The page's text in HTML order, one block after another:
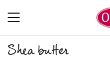
Shea butter